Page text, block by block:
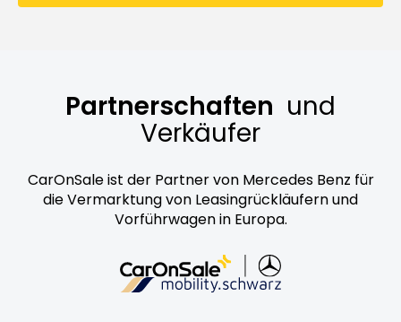
Partnerschaften und
Verkäufer
CarOnSale ist der Partner von Mercedes Benz für
die Vermarktung von Leasingrückläufern und
Vorführwagen in Europa.